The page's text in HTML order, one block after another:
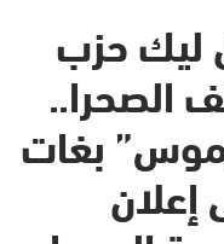
ليك حزب
الصحرا..
بغات
إعلان